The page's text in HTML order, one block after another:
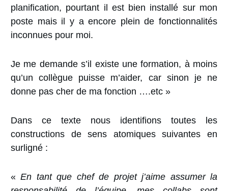
planification, pourtant il est bien installé sur mon
poste mais il y a encore plein de fonctionnalités
inconnues pour moi.
Je me demande s’il existe une formation, à moins
qu’un collègue puisse m’aider, car sinon je ne
donne pas cher de ma fonction ….etc »
Dans ce texte nous identifions toutes les
constructions de sens atomiques suivantes en
surligné :
«En tant que chef de projet j’aime assumer la